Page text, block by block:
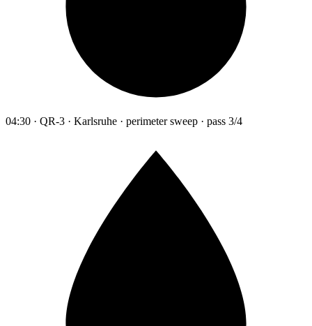
04:30 · QR-3 · Karlsruhe · perimeter sweep · pass 3/4